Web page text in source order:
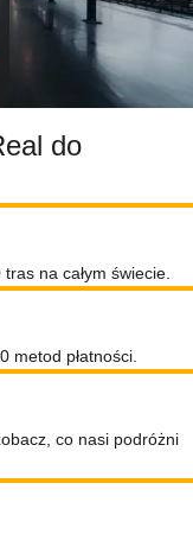
do
na całym świecie.
metod płatności.
co nasi podróżni